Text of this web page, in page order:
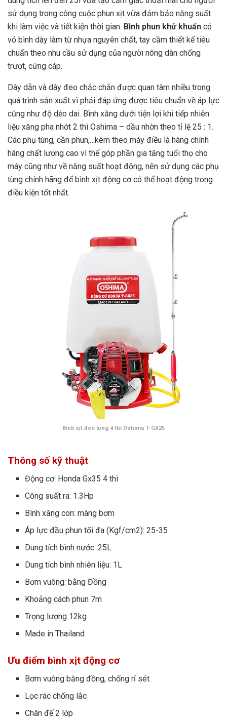
sử dụng trong công cuộc phun xịt vừa đảm bảo năng suất
khi làm việc và tiết kiện thời gian. Bình phun khử khuẩn có
vỏ bình dày làm từ nhựa nguyên chất, tay cầm thiết kế tiêu
chuẩn theo nhu cầu sử dụng của người nông dân chống
trượt, cứng cáp.
Dây dẫn và dây đeo chắc chắn được quan tâm nhiều trong
quá trình sản xuất vì phải đáp ứng được tiêu chuẩn về áp lực
cũng như độ dẻo dai. Bình xăng dưới tiện lợi khi tiếp nhiên
liệu xăng pha nhớt 2 thì Oshima – dầu nhờn theo tỉ lệ 25 : 1.
Các phụ tùng, cần phun,…kèm theo máy điều là hàng chính
hãng chất lượng cao vì thế góp phần gia tăng tuổi thọ cho
máy cũng như về năng suất hoạt động, nên sử dụng các phụ
tùng chính hãng để bình xịt động cơ có thể hoạt động trong
điều kiện tốt nhất.
Bình xịt đeo lưng 4 thì Oshima T-GX25
Thông số kỹ thuật
Động cơ: Honda Gx35 4 thì
Công suất ra: 1.3Hp
Bình xăng con: màng bơm
Áp lực đầu phun tối đa (Kgf/cm2): 25-35
Dung tích bình nước: 25L
Dung tích bình nhiên liệu: 1L
Bơm vuông: bằng Đồng
Khoảng cách phun 7m
Trọng lượng 12kg
Made in Thailand
Ưu điểm bình xịt động cơ
Bơm vuông bằng đồng, chống rỉ sét.
Lọc rác chống lắc
Chân đế 2 lớp